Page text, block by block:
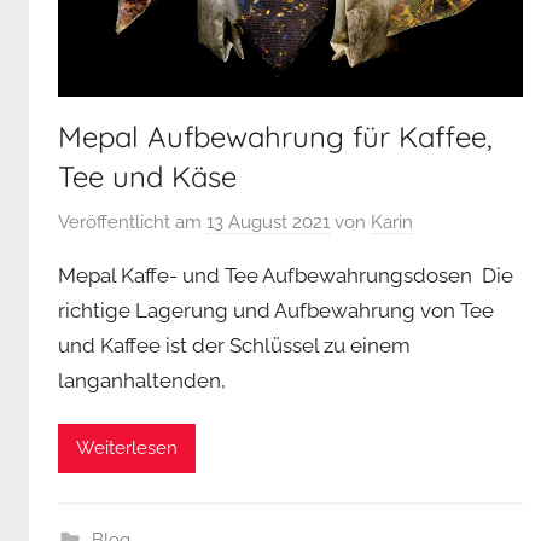
Mepal Aufbewahrung für Kaffee,
Tee und Käse
Veröffentlicht am 13 August 2021 von Karin
Mepal Kaffe- und Tee Aufbewahrungsdosen Die
richtige Lagerung und Aufbewahrung von Tee
und Kaffee ist der Schlüssel zu einem
langanhaltenden,
Weiterlesen